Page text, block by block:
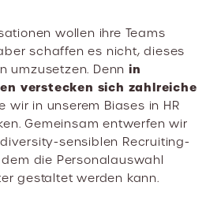
wollen ihre Teams
schaffen es nicht, dieses
umzusetzen. Dennin
verstecken sich zahlreiche
wir in unserem Biases in HR
Gemeinsam entwerfen wir
sensiblen Recruiting-
dem die Personalauswahl
gestaltet werden kann.